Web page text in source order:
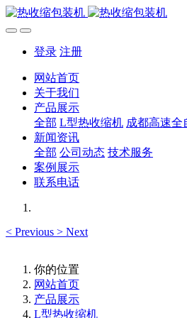
登录 注册
网站首页
关于我们
产品展示
全部 L型热收缩机 成都高速全
新闻资讯
全部 公司动态 技术服务
案例展示
联系电话
< Previous > Next
你的位置
网站首页
产品展示
L型热收缩机